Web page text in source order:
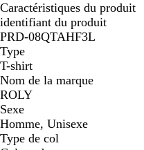
Caractéristiques du produit
identifiant du produit
PRD-08QTAHF3L
Type
T-shirt
Nom de la marque
ROLY
Sexe
Homme, Unisexe
Type de col